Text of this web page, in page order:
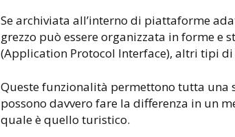
Se archiviata all’interno di piattaforme
grezzo può essere organizzata in forme e
(Application Protocol Interface), altri tipi
Queste funzionalità permettono tutta una
possono davvero fare la differenza in un
quale è quello turistico.